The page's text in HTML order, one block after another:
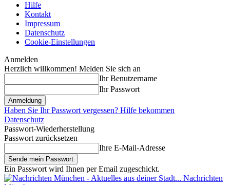
Hilfe
Kontakt
Impressum
Datenschutz
Cookie-Einstellungen
Anmelden
Herzlich willkommen! Melden Sie sich an
Ihr Benutzername
Ihr Passwort
Haben Sie Ihr Passwort vergessen? Hilfe bekommen
Datenschutz
Passwort-Wiederherstellung
Passwort zurücksetzen
Ihre E-Mail-Adresse
Ein Passwort wird Ihnen per Email zugeschickt.
Nachrichten